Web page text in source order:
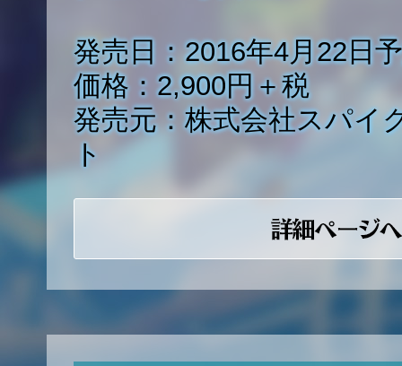
発売日：2016年4月22日
価格：2,900円＋税
発売元：株式会社スパイ
ト